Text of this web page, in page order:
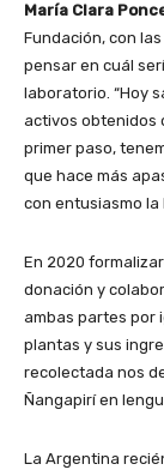
María Clara
Fundación, con
pensar en cuál
laboratorio. “Hoy
activos obtenidos
primer paso,
que hace más
con entusiasmo la
En 2020
donación y
ambas partes por
plantas y sus
recolectada nos
Ñangapirí en
La Argentina